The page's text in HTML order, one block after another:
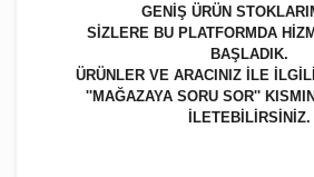
GENİŞ ÜRÜN
SİZLERE BU PLATFORMDA
BAŞLADIK.
ÜRÜNLER VE ARACINIZ İLE
''MAĞAZAYA SORU SOR''
İLETEBİLİRSİNİZ.